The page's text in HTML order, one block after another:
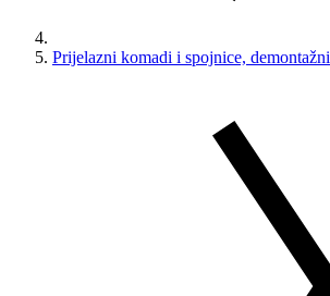
Prijelazni komadi i spojnice, demontažni